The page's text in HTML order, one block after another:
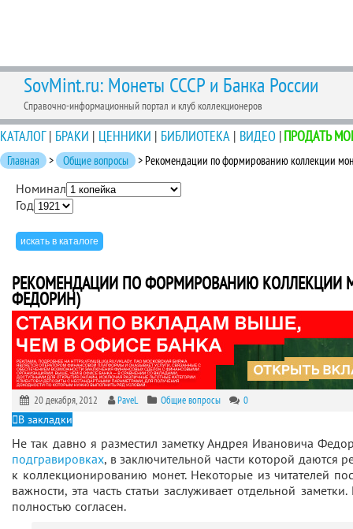
SovMint.ru: Монеты СССР и Банка России
Справочно-информационный портал и клуб коллекционеров
КАТАЛОГ| БРАКИ | ЦЕННИКИ | БИБЛИОТЕКА | ВИДЕО |ПРОДАТЬ
Главная > Общие вопросы > Рекомендации по формированию коллекции
Номинал
Год
РЕКОМЕНДАЦИИ ПО ФОРМИРОВАНИЮ КОЛЛЕКЦИИ
ФЕДОРИН)
20 декабря, 2012 PaveL Общие вопросы 0
В закладки
Не так давно я разместил заметку Андрея Ивановича
подгравировках, в заключительной части которой даются
к коллекционированию монет. Некоторые из читателей
важности, эта часть статьи заслуживает отдельной
полностью согласен.